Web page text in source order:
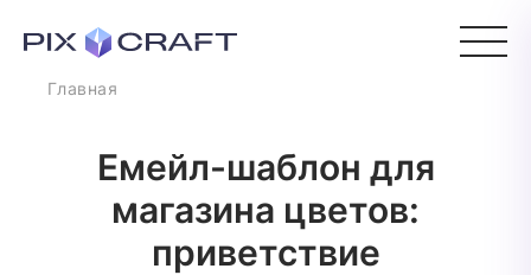
Главная
Емейл-шаблон для
магазина цветов:
приветствие